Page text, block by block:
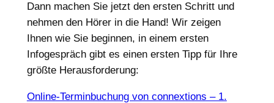
Dann machen Sie jetzt den ersten Schritt und
nehmen den Hörer in die Hand! Wir zeigen
Ihnen wie Sie beginnen, in einem ersten
Infogespräch gibt es einen ersten Tipp für Ihre
größte Herausforderung:
Online-Terminbuchung von connextions – 1.